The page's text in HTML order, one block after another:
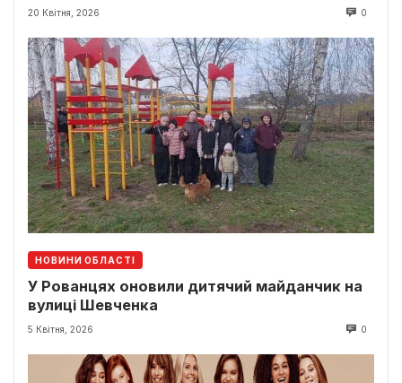
20 Квітня, 2026 0
НОВИНИ ОБЛАСТІ
У Рованцях оновили дитячий майданчик на
вулиці Шевченка
5 Квітня, 2026 0